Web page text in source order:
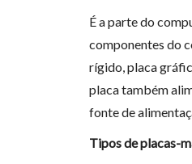
É a parte do
componentes do
rígido, placa
placa também
fonte de
Tipos de placas-